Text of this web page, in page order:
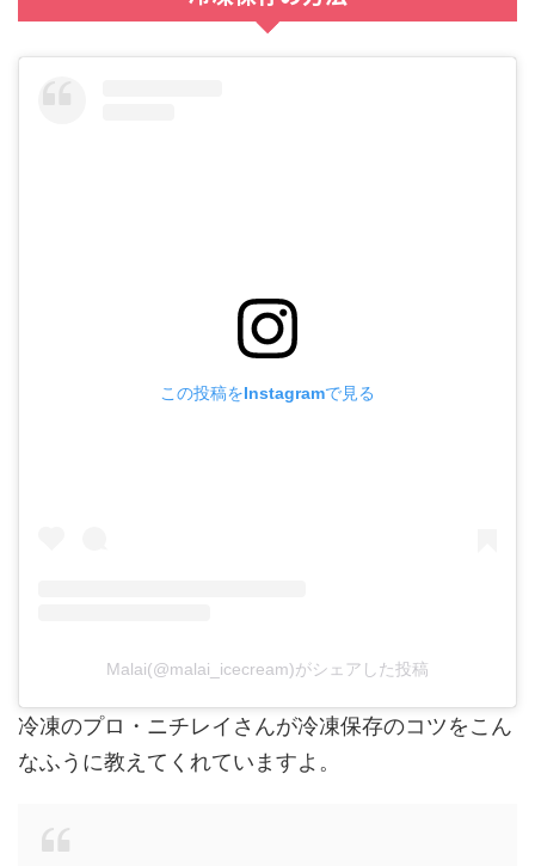
この投稿をInstagramで見る
Malai(@malai_icecream)がシェアした投稿
冷凍のプロ・ニチレイさんが冷凍保存のコツをこん
なふうに教えてくれていますよ。